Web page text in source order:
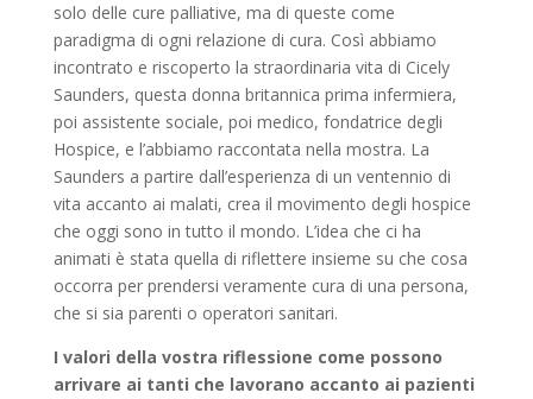
solo delle cure palliative, ma di queste come
paradigma di ogni relazione di cura. Così abbiamo
incontrato e riscoperto la straordinaria vita di Cicely
Saunders, questa donna britannica prima infermiera,
poi assistente sociale, poi medico, fondatrice degli
Hospice, e l’abbiamo raccontata nella mostra. La
Saunders a partire dall’esperienza di un ventennio di
vita accanto ai malati, crea il movimento degli hospice
che oggi sono in tutto il mondo. L’idea che ci ha
animati è stata quella di riflettere insieme su che cosa
occorra per prendersi veramente cura di una persona,
che si sia parenti o operatori sanitari.
I valori della vostra riflessione come possono
arrivare ai tanti che lavorano accanto ai pazienti